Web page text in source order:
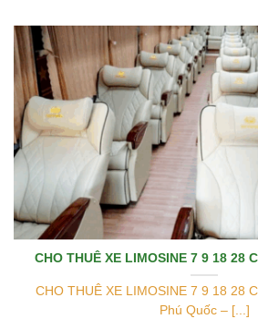
CHO THUÊ XE LIMOSINE 7 9 18 28
CHO THUÊ XE LIMOSINE 7 9 18 28
Phú Quốc – [...]